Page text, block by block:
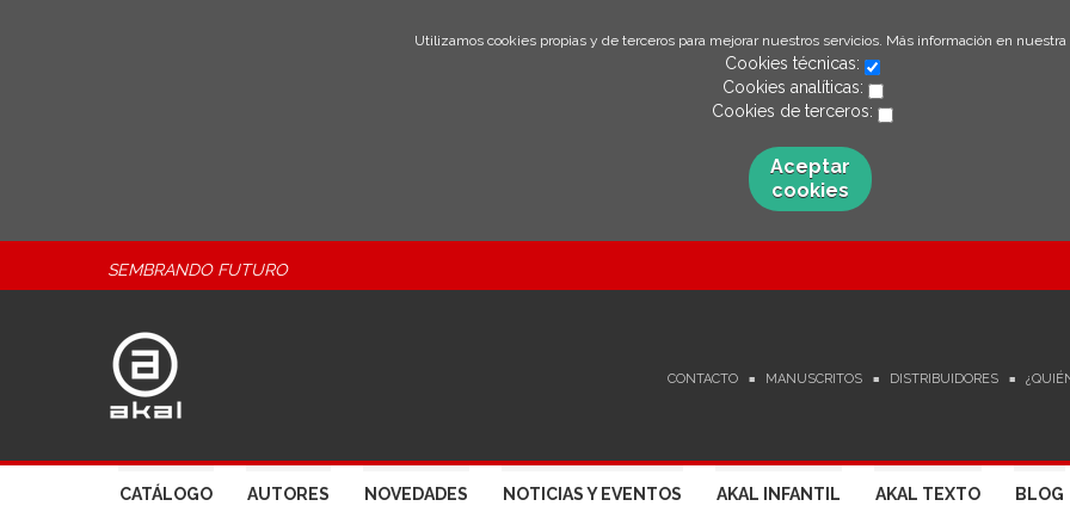
Utilizamos cookies propias y de terceros para mejorar nuestros servicios. Más información en nuestra
Cookies técnicas:
Cookies analíticas:
Cookies de terceros:
Aceptar
cookies
SEMBRANDO FUTURO
CONTACTO MANUSCRITOS DISTRIBUIDORES
CATÁLOGO AUTORES NOVEDADES NOTICIAS Y EVENTOS AKAL INFANTIL AKAL TEXTO BLOG